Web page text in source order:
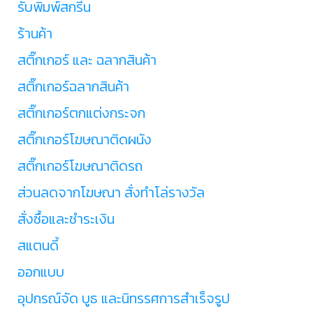
รับพิมพ์สกรีน
ร้านค้า
สติ๊กเกอร์ และ ฉลากสินค้า
สติ๊กเกอร์ฉลากสินค้า
สติ๊กเกอร์ตกแต่งกระจก
สติ๊กเกอร์โฆษณาติดผนัง
สติ๊กเกอร์โฆษณาติดรถ
ส่วนลดจากโฆษณา สั่งทำโล่รางวัล
สั่งซื้อและชำระเงิน
สแตนดี้
ออกแบบ
อุปกรณ์จัด บูธ และนิทรรศการสำเร็จรูป